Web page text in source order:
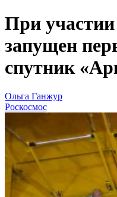
При
запущен
спутник
Ольга Ганжур
Роскосмос